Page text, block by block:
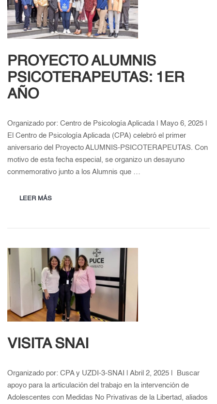
PROYECTO ALUMNIS
PSICOTERAPEUTAS: 1ER
AÑO
Organizado por: Centro de Psicología Aplicada | Mayo 6, 2025 |
El Centro de Psicología Aplicada (CPA) celebró el primer
aniversario del Proyecto ALUMNIS-PSICOTERAPEUTAS. Con
motivo de esta fecha especial, se organizo un desayuno
conmemorativo junto a los Alumnis que …
LEER MÁS
VISITA SNAI
Organizado por: CPA y UZDI-3-SNAI | Abril 2, 2025 | Buscar
apoyo para la articulación del trabajo en la intervención de
Adolescentes con Medidas No Privativas de la Libertad, aliados